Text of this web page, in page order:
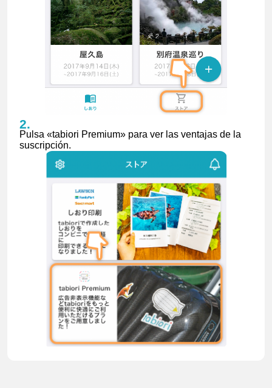
Pulsa «tabiori Premium» para ver las ventajas de la
suscripción.